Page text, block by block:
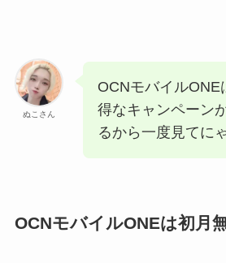
ぬこさん
OCNモバイルONE
得なキャンペーン
るから一度見てに
OCNモバイルONEは初月